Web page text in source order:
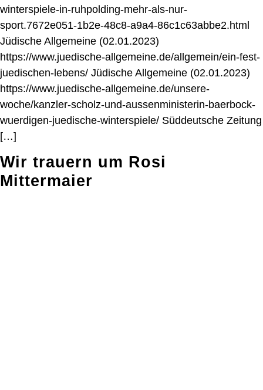
winterspiele-in-ruhpolding-mehr-als-nur-
sport.7672e051-1b2e-48c8-a9a4-86c1c63abbe2.html
Jüdische Allgemeine (02.01.2023)
https://www.juedische-allgemeine.de/allgemein/ein-fest-
juedischen-lebens/ Jüdische Allgemeine (02.01.2023)
https://www.juedische-allgemeine.de/unsere-
woche/kanzler-scholz-und-aussenministerin-baerbock-
wuerdigen-juedische-winterspiele/ Süddeutsche Zeitung
[…]
Wir trauern um Rosi
Mittermaier